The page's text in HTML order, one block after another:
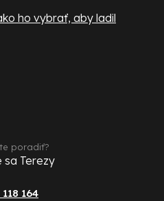
ho vybrať, aby ladil
164
poradiť?
Terezy